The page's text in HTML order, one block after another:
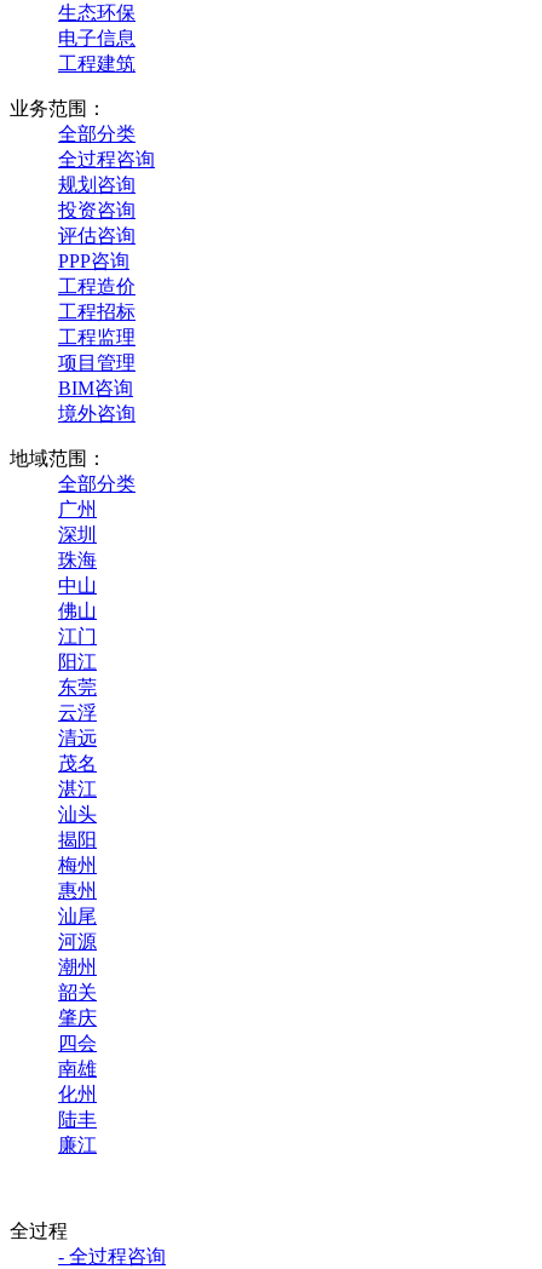
生态环保
电子信息
工程建筑
业务范围：
全部分类
全过程咨询
规划咨询
投资咨询
评估咨询
PPP咨询
工程造价
工程招标
工程监理
项目管理
BIM咨询
境外咨询
地域范围：
全部分类
广州
深圳
珠海
中山
佛山
江门
阳江
东莞
云浮
清远
茂名
湛江
汕头
揭阳
梅州
惠州
汕尾
河源
潮州
韶关
肇庆
四会
南雄
化州
陆丰
廉江
全过程
- 全过程咨询